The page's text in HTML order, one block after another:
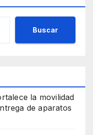
Buscar
la movilidad
de aparatos